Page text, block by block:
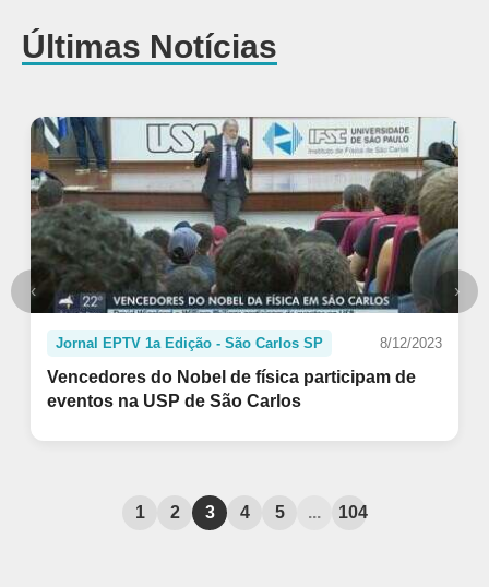
Últimas Notícias
Jornal EPTV 1a Edição - São Carlos SP 8/12/2023
Vencedores do Nobel de física participam de
eventos na USP de São Carlos
‹
Anterior
›
1 2 3 4 5 ... 104